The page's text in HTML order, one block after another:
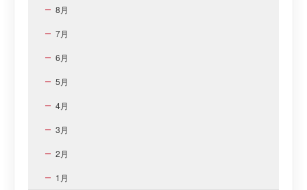
8月
7月
6月
5月
4月
3月
2月
1月